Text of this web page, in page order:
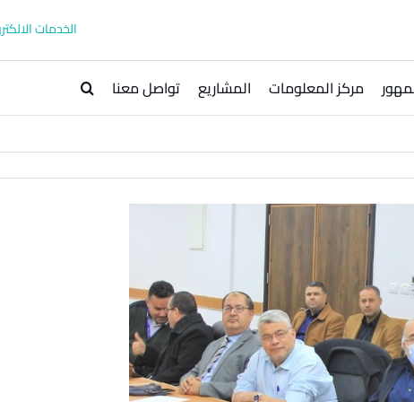
الخدمات
مركز المعلومات المشاريع تواصل معنا